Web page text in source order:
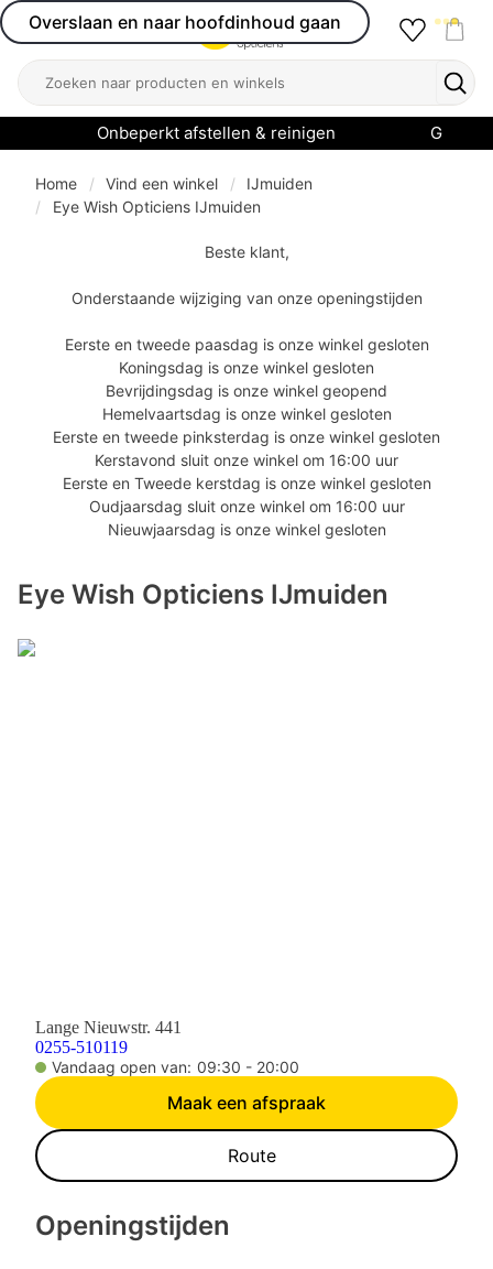
Overslaan en naar hoofdinhoud gaan
Open menu
Zoeken
Onbeperkt afstellen & reinigen
Home Vind een winkel
IJmuiden
Eye Wish Opticiens IJmuiden
Beste klant,
Onderstaande wijziging van onze openingstijden
Eerste en tweede paasdag is onze winkel gesloten
Koningsdag is onze winkel gesloten
Bevrijdingsdag is onze winkel geopend
Hemelvaartsdag is onze winkel gesloten
Eerste en tweede pinksterdag is onze winkel gesloten
Kerstavond sluit onze winkel om 16:00 uur
Eerste en Tweede kerstdag is onze winkel gesloten
Oudjaarsdag sluit onze winkel om 16:00 uur
Nieuwjaarsdag is onze winkel gesloten
Eye Wish Opticiens IJmuiden
Lange Nieuwstr. 441
0255-510119
Vandaag open van: 09:30 - 20:00
Maak een afspraak
Route
Openingstijden